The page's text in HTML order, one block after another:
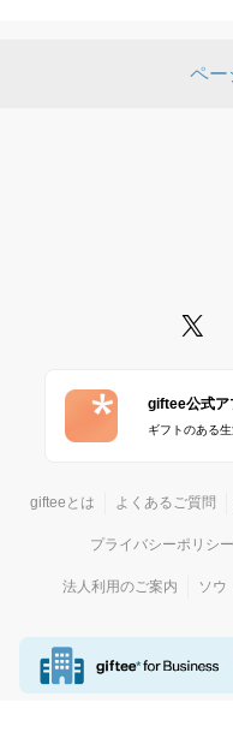
ペー
giftee公式ア
ギフトのある
gifteeとは よくあるご質問
プライバシーポリシー
法人利用のご案内 ソウ